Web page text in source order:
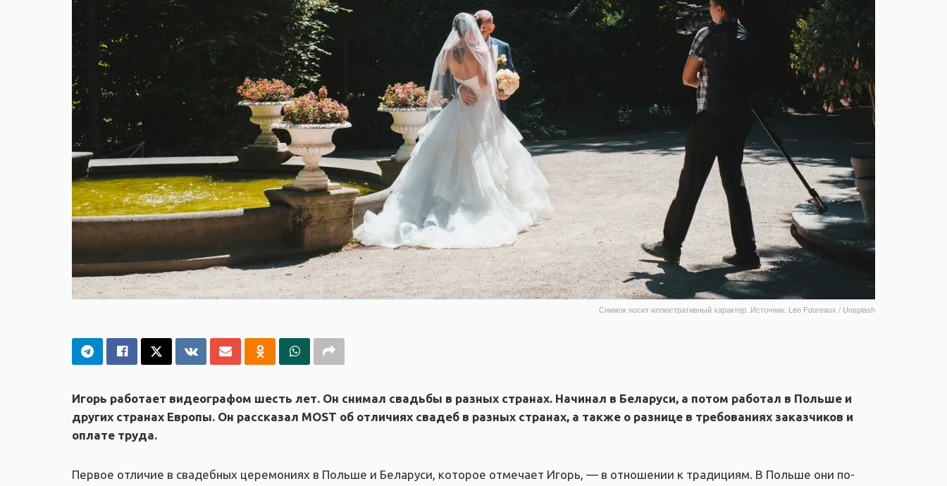
Снимок носит иллюстративный характер. Источник: Leo Foureaux / Unsplash
Игорь работает видеографом шесть лет. Он снимал свадьбы в разных странах. Начинал в Беларуси, а потом работал в Польше и
других странах Европы. Он рассказал MOST об отличиях свадеб в разных странах, а также о разнице в требованиях заказчиков и
оплате труда.
Первое отличие в свадебных церемониях в Польше и Беларуси, которое отмечает Игорь, — в отношении к традициям. В Польше они по-